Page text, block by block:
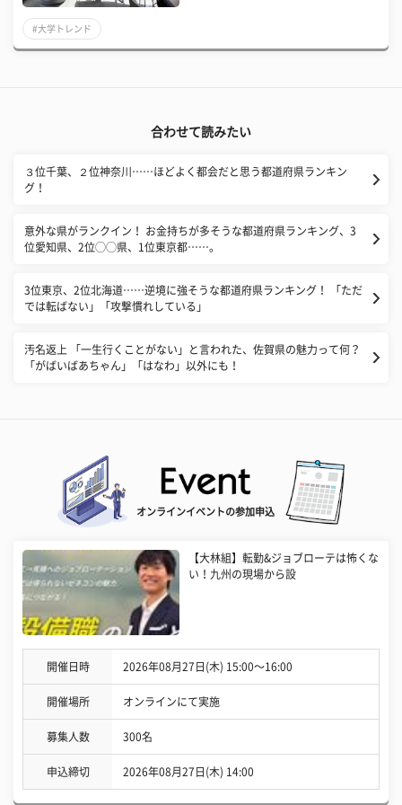
#大学トレンド
合わせて読みたい
３位千葉、２位神奈川……ほどよく都会だと思う都道府県ランキン
グ！
意外な県がランクイン！ お金持ちが多そうな都道府県ランキング、3
位愛知県、2位◯◯県、1位東京都……。
3位東京、2位北海道……逆境に強そうな都道府県ランキング！ 「ただ
では転ばない」「攻撃慣れしている」
汚名返上 「一生行くことがない」と言われた、佐賀県の魅力って何？
「がばいばあちゃん」「はなわ」以外にも！
オンラインイベントの参加申込
【大林組】転勤&ジョブローテは怖くな
い！九州の現場から設
開催日時 2026年08月27日(木) 15:00〜16:00
開催場所 オンラインにて実施
募集人数 300名
申込締切 2026年08月27日(木) 14:00